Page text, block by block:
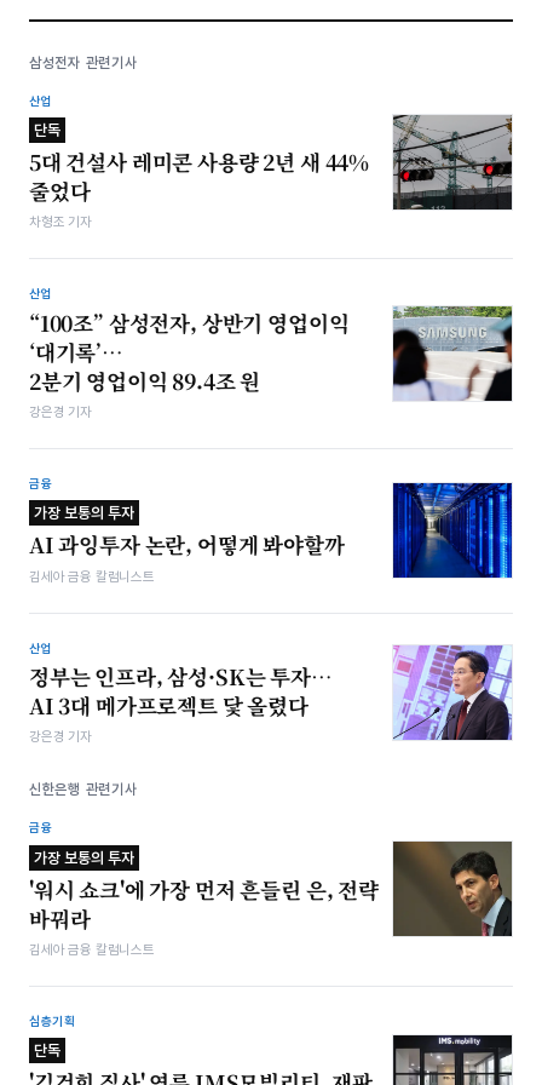
삼성전자 관련기사
산업
단독
5대 건설사 레미콘 사용량 2년 새 44%
줄었다
차형조 기자
산업
“100조” 삼성전자, 상반기 영업이익
‘대기록’…
2분기 영업이익 89.4조 원
강은경 기자
금융
가장 보통의 투자
AI 과잉투자 논란, 어떻게 봐야할까
김세아 금융 칼럼니스트
산업
정부는 인프라, 삼성·SK는 투자…
AI 3대 메가프로젝트 닻 올렸다
강은경 기자
신한은행 관련기사
금융
가장 보통의 투자
'워시 쇼크'에 가장 먼저 흔들린 은, 전략
바꿔라
김세아 금융 칼럼니스트
심층기획
단독